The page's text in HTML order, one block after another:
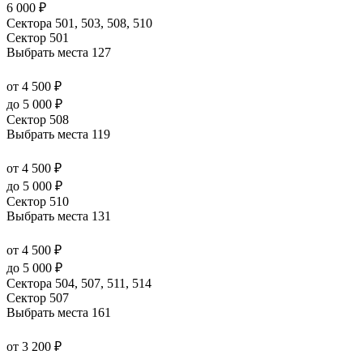
6 000 ₽
Сектора 501, 503, 508, 510
Сектор 501
Выбрать места 127
от 4 500 ₽
до 5 000 ₽
Сектор 508
Выбрать места 119
от 4 500 ₽
до 5 000 ₽
Сектор 510
Выбрать места 131
от 4 500 ₽
до 5 000 ₽
Сектора 504, 507, 511, 514
Сектор 507
Выбрать места 161
от 3 200 ₽